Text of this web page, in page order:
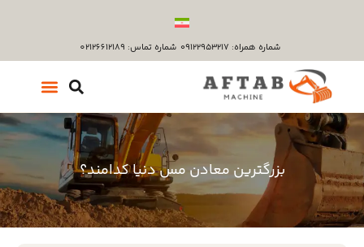
شماره همراه: ۰۹۱۲۲۹۵۳۲۱۷ شماره تماس: 02126612189
بزرگترین معادن مس دنیا کدامند؟